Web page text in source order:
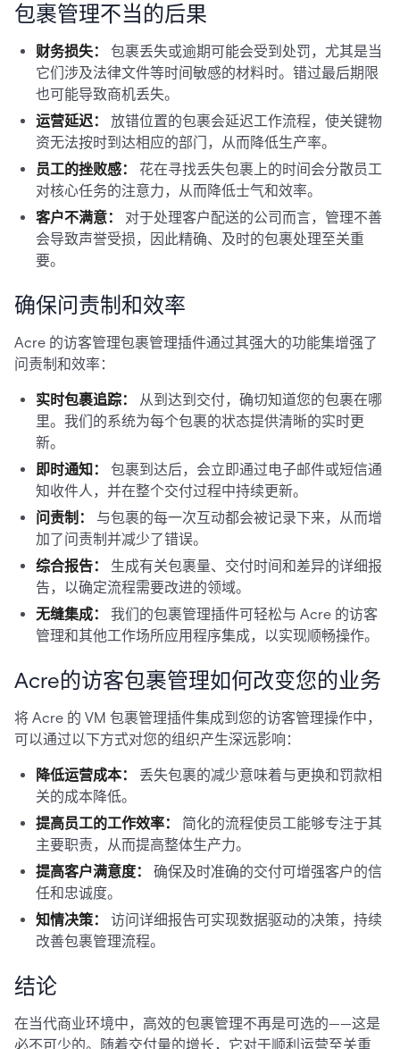
包裹管理不当的后果
财务损失：
包裹丢失或逾期可能会受到处罚，尤其是当
它们涉及法律文件等时间敏感的材料时。错过最后期限
也可能导致商机丢失。
运营延迟： 放错位置的包裹会延迟工作流程，使关键物
资无法按时到达相应的部门，从而降低生产率。
员工的挫败感： 花在寻找丢失包裹上的时间会分散员工
对核心任务的注意力，从而降低士气和效率。
客户不满意： 对于处理客户配送的公司而言，管理不善
会导致声誉受损，因此精确、及时的包裹处理至关重
要。
确保问责制和效率
Acre 的访客管理包裹管理插件通过其强大的功能集增强了
问责制和效率：
实时包裹追踪： 从到达到交付，确切知道您的包裹在哪
里。我们的系统为每个包裹的状态提供清晰的实时更
新。
即时通知： 包裹到达后，会立即通过电子邮件或短信通
知收件人，并在整个交付过程中持续更新。
问责制： 与包裹的每一次互动都会被记录下来，从而增
加了问责制并减少了错误。
综合报告：
生成有关包裹量、交付时间和差异的详细报
告，以确定流程需要改进的领域。
无缝集成： 我们的包裹管理插件可轻松与 Acre 的访客
管理和其他工作场所应用程序集成，以实现顺畅操作。
Acre的访客包裹管理如何改变您的业务
将 Acre 的 VM 包裹管理插件集成到您的访客管理操作中，
可以通过以下方式对您的组织产生深远影响：
降低运营成本： 丢失包裹的减少意味着与更换和罚款相
关的成本降低。
提高员工的工作效率： 简化的流程使员工能够专注于其
主要职责，从而提高整体生产力。
提高客户满意度： 确保及时准确的交付可增强客户的信
任和忠诚度。
知情决策： 访问详细报告可实现数据驱动的决策，持续
改善包裹管理流程。
结论
在当代商业环境中，高效的包裹管理不再是可选的——这是
必不可少的。随着交付量的增长，它对于顺利运营至关重